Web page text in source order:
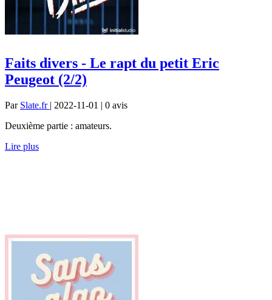
Faits divers - Le rapt du petit Eric
Peugeot (2/2)
Par Slate.fr | 2022-11-01 | 0 avis
Deuxième partie : amateurs.
Lire plus